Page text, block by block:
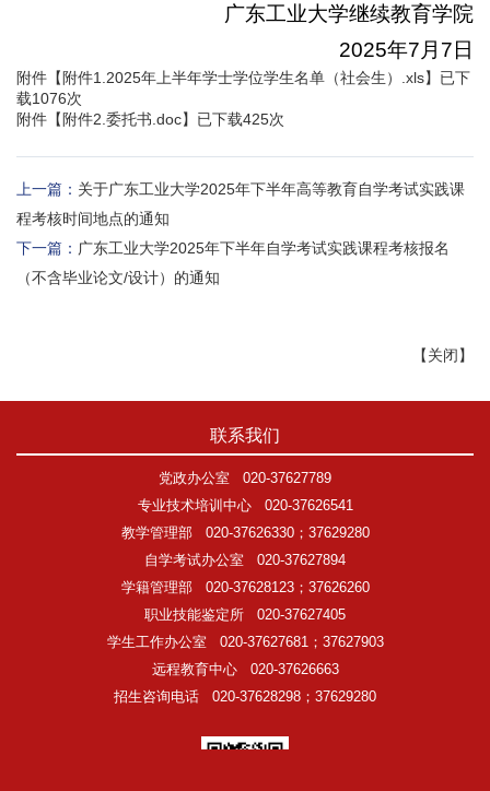
广东工业大学继续教育学院
2025年7月7日
附件【 附件1.2025年上半年学士学位学生名单（社会生）.xls】已下
载1076次
附件【 附件2.委托书.doc】已下载425次
上一篇： 关于广东工业大学2025年下半年高等教育自学考试实践课
程考核时间地点的通知
下一篇： 广东工业大学2025年下半年自学考试实践课程考核报名
（不含毕业论文/设计）的通知
【关闭】
联系我们
党政办公室
020-37627789
专业技术培训中心
020-37626541
教学管理部
020-37626330；37629280
自学考试办公室
020-37627894
学籍管理部
020-37628123；37626260
职业技能鉴定所
020-37627405
学生工作办公室
020-37627681；37627903
远程教育中心
020-37626663
招生咨询电话
020-37628298；37629280